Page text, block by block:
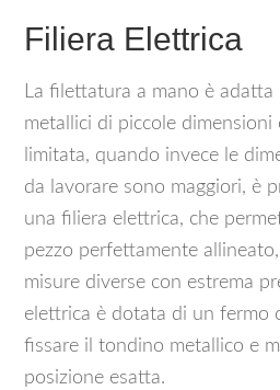
Filiera Elettrica
La filettatura a mano è
metallici di piccole dimensioni
limitata, quando invece le
da lavorare sono maggiori, è
una filiera elettrica, che
pezzo perfettamente
misure diverse con estrema
elettrica è dotata di un fermo
fissare il tondino metallico e
posizione esatta.